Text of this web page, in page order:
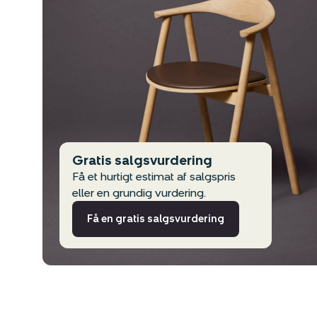
Gratis salgsvurdering
Få et hurtigt estimat af salgspris
eller en grundig vurdering.
Få en gratis salgsvurdering